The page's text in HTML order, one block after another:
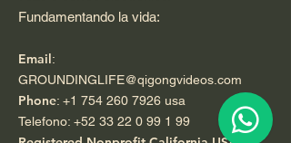
Fundamentando la vida:
Email:
GROUNDINGLIFE@qigongvideos.com
Phone: +1 754 260 7926 usa
Telefono: +52 33 22 0 99 1 99